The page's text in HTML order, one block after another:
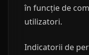
în funcție de
utilizatori.
Indicatorii de